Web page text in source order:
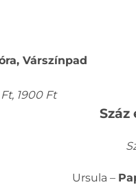
Várszínpad
1900 Ft
Száz
Ursula –